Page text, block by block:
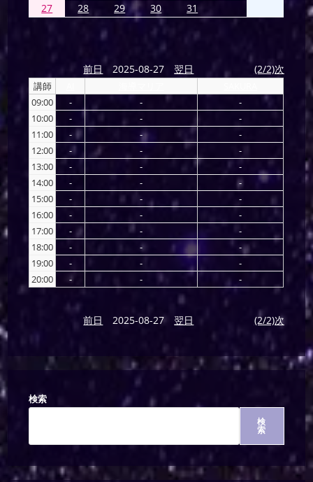
27
28 29 30 31
前日 2025-08-27 翌日 (2/2)次
講師
09:00
- -
-
10:00
- -
-
11:00
- -
-
12:00
- -
-
13:00
- -
-
14:00
- -
-
15:00
- -
-
16:00
- -
-
17:00
- -
-
18:00
- -
-
19:00
- -
-
20:00
- - -
前日 2025-08-27 翌日 (2/2)次
検索
検
索